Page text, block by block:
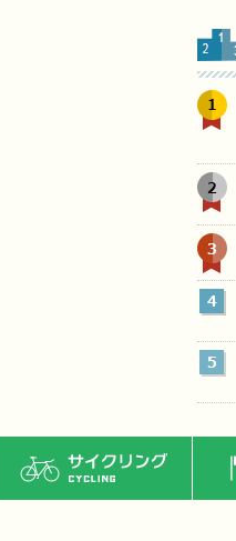
1
2
3
4
5
サイクリング